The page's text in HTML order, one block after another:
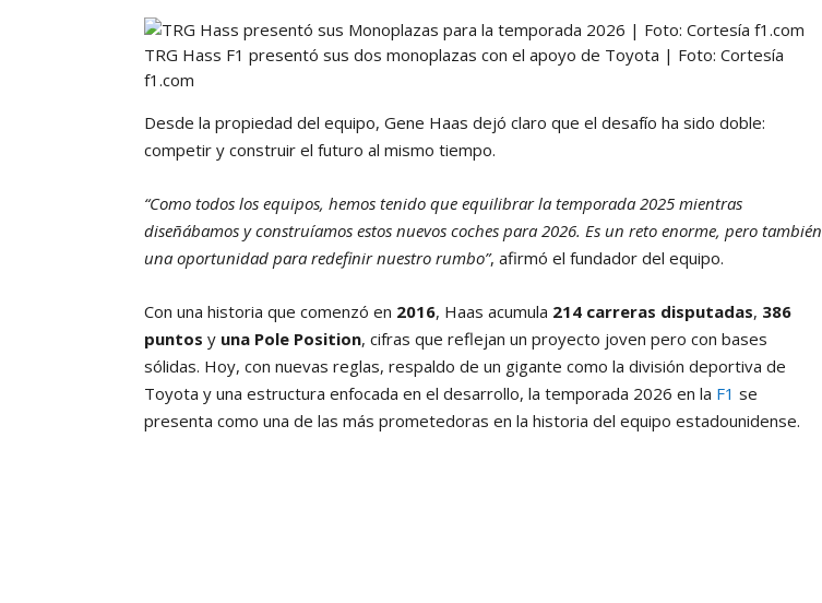
TRG Hass F1 presentó sus dos monoplazas con el apoyo de Toyota | Foto: Cortesía
f1.com
Desde la propiedad del equipo, Gene Haas dejó claro que el desafío ha sido doble:
competir y construir el futuro al mismo tiempo.
“Como todos los equipos, hemos tenido que equilibrar la temporada 2025 mientras
diseñábamos y construíamos estos nuevos coches para 2026. Es un reto enorme, pero también
una oportunidad para redefinir nuestro rumbo”, afirmó el fundador del equipo.
Con una historia que comenzó en 2016, Haas acumula 214 carreras disputadas, 386
puntos y una Pole Position, cifras que reflejan un proyecto joven pero con bases
sólidas. Hoy, con nuevas reglas, respaldo de un gigante como la división deportiva de
Toyota y una estructura enfocada en el desarrollo, la temporada 2026 en la F1 se
presenta como una de las más prometedoras en la historia del equipo estadounidense.